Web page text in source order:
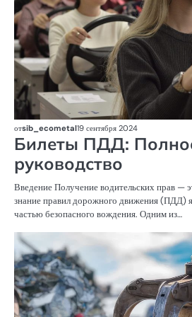
отsib_ecometal19 сентября 2024
Билеты ПДД:
руководство
Введение Получение водительских прав —
знание правил дорожного движения (ПДД)
частью безопасного вождения. Одним из…